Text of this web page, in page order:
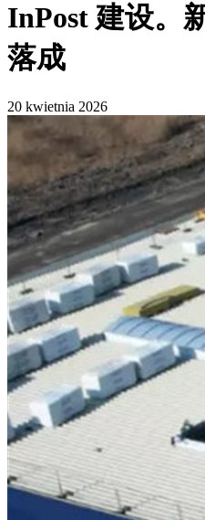
InPost 建设。
落成
20 kwietnia 2026